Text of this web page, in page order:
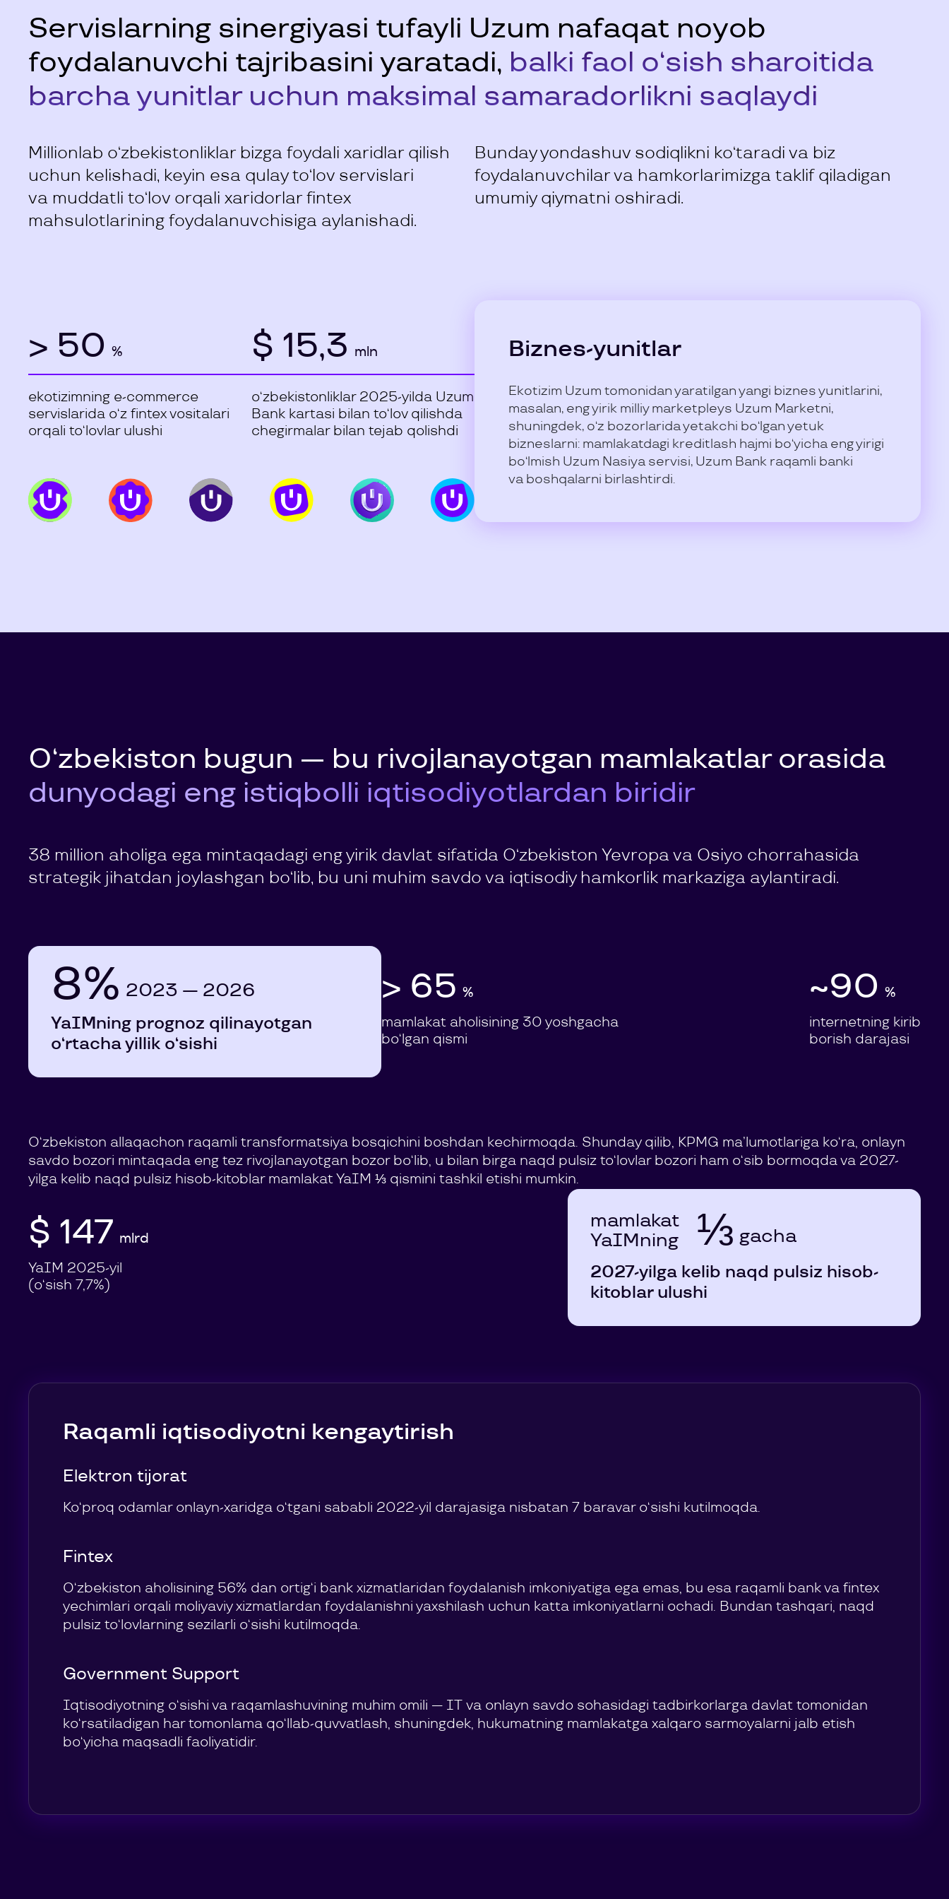
Servislarning sinergiyasi tufayli Uzum nafaqat noyob
foydalanuvchi tajribasini yaratadi, balki faol o‘sish sharoitida
barcha yunitlar uchun maksimal samaradorlikni saqlaydi
Millionlab o‘zbekistonliklar bizga foydali xaridlar qilish
uchun kelishadi, keyin esa qulay to‘lov servislari
va muddatli to‘lov orqali xaridorlar fintex
mahsulotlarining foydalanuvchisiga aylanishadi.
Bunday yondashuv sodiqlikni ko‘taradi va biz
foydalanuvchilar va hamkorlarimizga taklif qiladigan
umumiy qiymatni oshiradi.
> 50 %
ekotizimning e-commerce
servislarida o‘z fintex vositalari
orqali to‘lovlar ulushi
$ 15,3 mln
o‘zbekistonliklar 2025-yilda Uzum
Bank kartasi bilan to‘lov qilishda
chegirmalar bilan tejab qolishdi
Biznes-yunitlar
Ekotizim Uzum tomonidan yaratilgan yangi biznes yunitlarini,
masalan, eng yirik milliy marketpleys Uzum Marketni,
shuningdek, o‘z bozorlarida yetakchi bo‘lgan yetuk
bizneslarni: mamlakatdagi kreditlash hajmi bo‘yicha eng yirigi
bo‘lmish Uzum Nasiya servisi, Uzum Bank raqamli banki
va boshqalarni birlashtirdi.
O‘zbekiston bugun — bu rivojlanayotgan mamlakatlar orasida
dunyodagi eng istiqbolli iqtisodiyotlardan biridir
38 million aholiga ega mintaqadagi eng yirik davlat sifatida O‘zbekiston Yevropa va Osiyo chorrahasida
strategik jihatdan joylashgan bo‘lib, bu uni muhim savdo va iqtisodiy hamkorlik markaziga aylantiradi.
8% 2023 — 2026
YaIMning prognoz qilinayotgan
o‘rtacha yillik o‘sishi
> 65 %
mamlakat aholisining 30 yoshgacha
bo‘lgan qismi
~90 %
internetning kirib
borish darajasi
O‘zbekiston allaqachon raqamli transformatsiya bosqichini boshdan kechirmoqda. Shunday qilib, KPMG ma’lumotlariga ko‘ra, onlayn
savdo bozori mintaqada eng tez rivojlanayotgan bozor bo‘lib, u bilan birga naqd pulsiz to‘lovlar bozori ham o‘sib bormoqda va 2027-
yilga kelib naqd pulsiz hisob-kitoblar mamlakat YaIM ⅓ qismini tashkil etishi mumkin.
$ 147 mlrd
YaIM 2025-yil
(o‘sish 7,7%)
mamlakat
YaIMning
⅓ gacha
2027-yilga kelib naqd pulsiz hisob-
kitoblar ulushi
Raqamli iqtisodiyotni kengaytirish
Elektron tijorat
Ko‘proq odamlar onlayn-xaridga o‘tgani sababli 2022-yil darajasiga nisbatan 7 baravar o‘sishi kutilmoqda.
Fintex
O‘zbekiston aholisining 56% dan ortig‘i bank xizmatlaridan foydalanish imkoniyatiga ega emas, bu esa raqamli bank va fintex
yechimlari orqali moliyaviy xizmatlardan foydalanishni yaxshilash uchun katta imkoniyatlarni ochadi. Bundan tashqari, naqd
pulsiz to‘lovlarning sezilarli o‘sishi kutilmoqda.
Government Support
Iqtisodiyotning o‘sishi va raqamlashuvining muhim omili — IT va onlayn savdo sohasidagi tadbirkorlarga davlat tomonidan
ko‘rsatiladigan har tomonlama qo‘llab-quvvatlash, shuningdek, hukumatning mamlakatga xalqaro sarmoyalarni jalb etish
bo‘yicha maqsadli faoliyatidir.